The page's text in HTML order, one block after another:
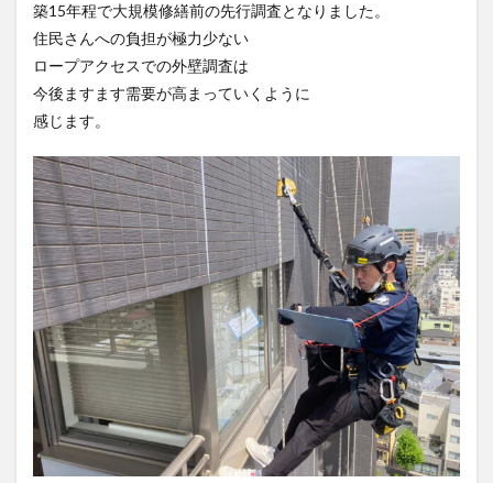
築15年程で大規模修繕前の先行調査となりました。
住民さんへの負担が極力少ない
ロープアクセスでの外壁調査は
今後ますます需要が高まっていくように
感じます。